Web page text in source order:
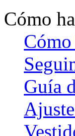
Cómo
Guía